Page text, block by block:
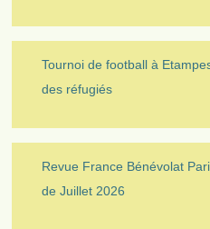
Tournoi de football à
des réfugiés
Revue France Bénévolat
de Juillet 2026